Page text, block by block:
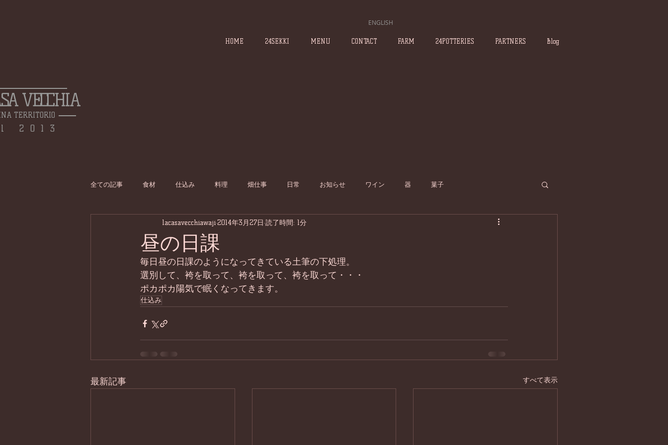
HOME 24SEKKI MENU CONTACT FARM 24POTTERIES PARTNERS Blog
全ての記事 食材 仕込み 料理 畑仕事 日常 お知らせ ワイン 器 菓子
昼の日課
lacasavecchiawaji2014年3月27日 読了時間: 1分
毎日昼の日課のようになってきている土筆の下処理。
選別して、袴を取って、袴を取って、袴を取って・・・
ポカポカ陽気で眠くなってきます。
仕込み
最新記事 すべて表示
VECCHIA
TERRITORIO
2013
ENGLISH